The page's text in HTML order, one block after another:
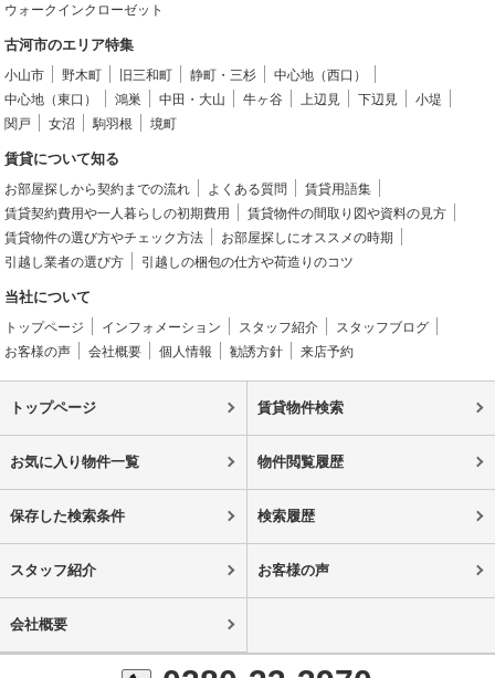
ウォークインクローゼット
古河市のエリア特集
小山市 野木町 旧三和町 静町・三杉
中心地（西口）
中心地（東口）
鴻巣 中田・大山 牛ヶ谷 上辺見 下辺見
小堤
関戸
女沼 駒羽根 境町
賃貸について知る
お部屋探しから契約までの流れ よくある質問
賃貸用語集
賃貸契約費用や一人暮らしの初期費用
賃貸物件の間取り図や資料の見方
賃貸物件の選び方やチェック方法
お部屋探しにオススメの時期
引越し業者の選び方
引越しの梱包の仕方や荷造りのコツ
当社について
トップページ インフォメーション スタッフ紹介
スタッフブログ
お客様の声
会社概要 個人情報 勧誘方針 来店予約
トップページ 賃貸物件検索
お気に入り物件一覧 物件閲覧履歴
保存した検索条件 検索履歴
スタッフ紹介 お客様の声
会社概要